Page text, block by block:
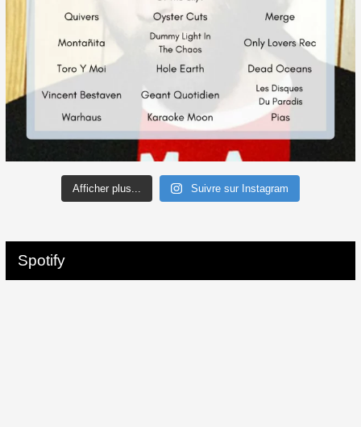
Afficher plus... Suivre sur Instagram
Spotify